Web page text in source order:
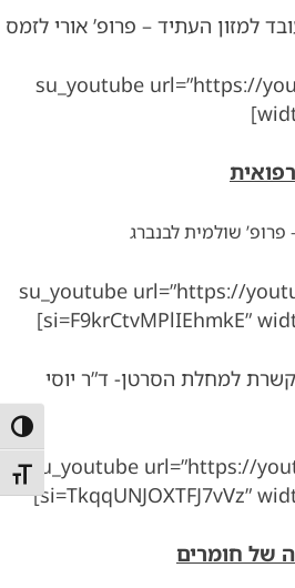
מתג
למזון העתיד – פרופ’ אורי לזמס
[su_youtube url=”https://
שולמית לבנברג
[su_youtube url=”https://
si=F9krCtvMPlIEhmkE”
למחלת הסרטן- ד”ר יוסי
[su_youtube url=”https://
si=TkqqUNJOXTFJ7vVz”
של חומרים